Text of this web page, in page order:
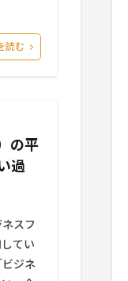
読む
の平
過
スフ
てい
ジネ